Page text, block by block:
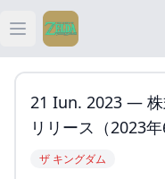
Open main menu
21 Iun. 2023 — 株
リリース（2023
ザ キングダム